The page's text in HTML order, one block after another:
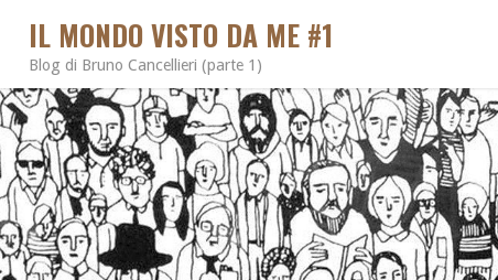
IL MONDO VISTO DA ME #1
Blog di Bruno Cancellieri (parte 1)